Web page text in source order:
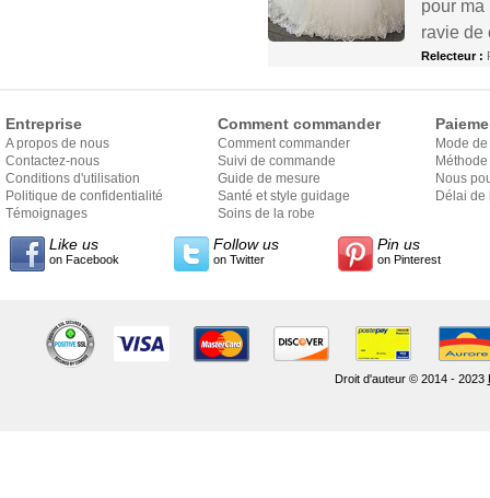
pour
ravie de
Relecteur :
Entreprise
A propos de nous
Contactez-nous
Conditions d'utilisation
Politique de confidentialité
Témoignages
Comment commander
Comment commander
Suivi de commande
Guide de mesure
Santé et style guidage
Soins de la robe
Mode
Nous
Délai de
Like us
on Facebook
Follow us
on Twitter
Pin us
on Pinterest
Droit d'auteur © 2014 - 2023